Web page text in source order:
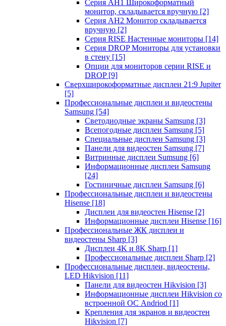
Серия AH1 Широкоформатный
монитор, складывается вручную [2]
Серия AH2 Монитор складывается
вручную [2]
Серия RISE Настенные мониторы [14]
Серия DROP Мониторы для установки
в стену [15]
Опции для мониторов серии RISE и
DROP [9]
Сверхширокоформатные дисплеи 21:9 Jupiter
[5]
Профессиональные дисплеи и видеостены
Samsung [54]
Светодиодные экраны Samsung [3]
Всепогодные дисплеи Samsung [5]
Специальные дисплеи Samsung [3]
Панели для видеостен Samsung [7]
Витринные дисплеи Sumsung [6]
Информационные дисплеи Samsung
[24]
Гостиничные дисплеи Samsung [6]
Профессиональные дисплеи и видеостены
Hisense [18]
Дисплеи для видеостен Hisense [2]
Информационные дисплеи Hisense [16]
Профессиональные ЖК дисплеи и
видеостены Sharp [3]
Дисплеи 4K и 8K Sharp [1]
Профессиональные дисплеи Sharp [2]
Профессиональные дисплеи, видеостены,
LED Hikvision [11]
Панели для видеостен Hikvision [3]
Информационные дисплеи Hikvision со
встроенной ОС Andriod [1]
Крепления для экранов и видеостен
Hikvision [7]